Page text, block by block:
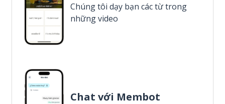
Chúng tôi dạy bạn các từ trong
những video
Chat với Membot